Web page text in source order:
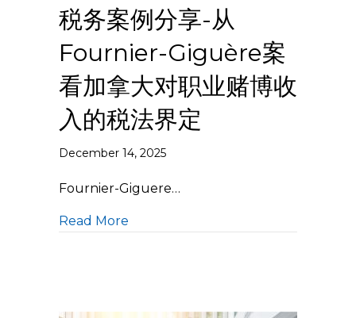
税务案例分享-从
Fournier-Giguère案
看加拿大对职业赌博收
入的税法界定
December 14, 2025
Fournier-Giguere…
Read More